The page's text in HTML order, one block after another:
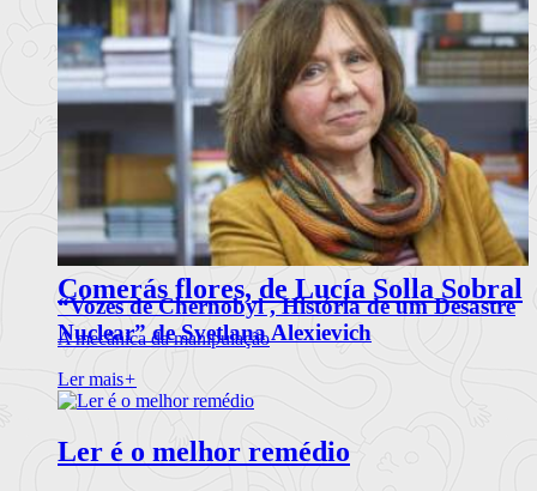
“Vozes de Chernobyl , História de um Desastre
Nuclear” de Svetlana Alexievich
Comerás flores, de Lucía Solla Sobral
A mecânica da manipulação
Ler mais+
Ler é o melhor remédio